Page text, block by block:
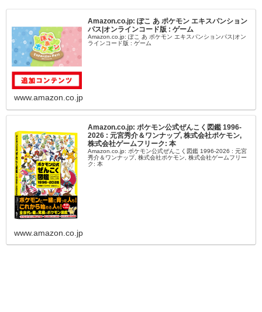
Amazon.co.jp: ぽこ あ ポケモン エキスパンション
パス|オンラインコード版 : ゲーム
Amazon.co.jp: ぽこ あ ポケモン エキスパンションパス|オン
ラインコード版 : ゲーム
www.amazon.co.jp
Amazon.co.jp: ポケモン公式ぜんこく図鑑 1996-
2026 : 元宮秀介＆ワンナップ, 株式会社ポケモン,
株式会社ゲームフリーク: 本
Amazon.co.jp: ポケモン公式ぜんこく図鑑 1996-2026 : 元宮
秀介＆ワンナップ, 株式会社ポケモン, 株式会社ゲームフリー
ク: 本
www.amazon.co.jp